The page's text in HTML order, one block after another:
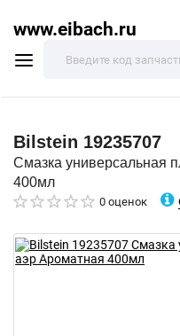
www.eibach.ru
Bilstein 19235707
Смазка универсальная
400мл
0 оценок